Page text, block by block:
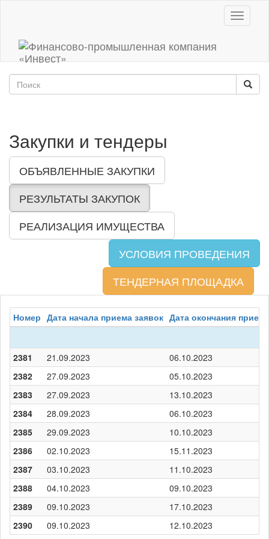
Toggle
Закупки и тендеры
ОБЪЯВЛЕННЫЕ ЗАКУПКИ
РЕЗУЛЬТАТЫ ЗАКУПОК
РЕАЛИЗАЦИЯ ИМУЩЕСТВА
УСЛОВИЯ ПРОВЕДЕНИЯ
ТЕНДЕРНАЯ ПЛОЩАДКА
Номер Дата начала приема заявок Дата окончания
2381 21.09.2023
06.10.2023
2382
27.09.2023
05.10.2023
2383
27.09.2023
13.10.2023
2384
28.09.2023
06.10.2023
2385
29.09.2023
10.10.2023
2386
02.10.2023
15.11.2023
2387
03.10.2023
11.10.2023
2388
04.10.2023
09.10.2023
2389
09.10.2023
17.10.2023
2390
09.10.2023 12.10.2023